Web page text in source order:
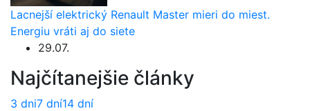
Lacnejší elektrický Renault Master mieri do miest.
Energiu vráti aj do siete
29.07.
Najčítanejšie články
3 dni7 dní14 dní